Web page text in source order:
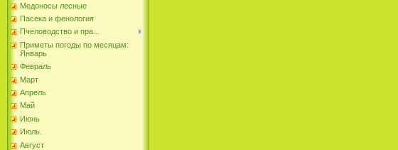
Медоносы лесные
Пасека и фенология
Пчеловодство и пра...
Приметы погоды по месяцам:
Январь
Февраль
Март
Апрель
Май
Июнь
Июль.
Август